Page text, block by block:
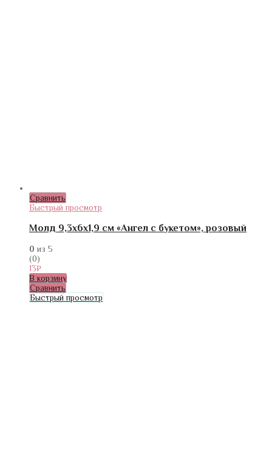
Сравнить
Быстрый просмотр
Молд 9,3х6х1,9 см «Ангел с букетом», розовый
0 из 5
(0)
13₽
В корзину
Сравнить
Быстрый просмотр